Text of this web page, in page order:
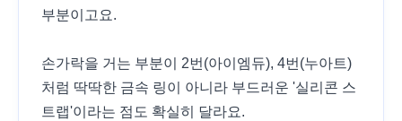
부분이고요.
손가락을 거는 부분이 2번(아이엠듀), 4번(누아트)
처럼 딱딱한 금속 링이 아니라 부드러운 '실리콘 스
트랩'이라는 점도 확실히 달라요.